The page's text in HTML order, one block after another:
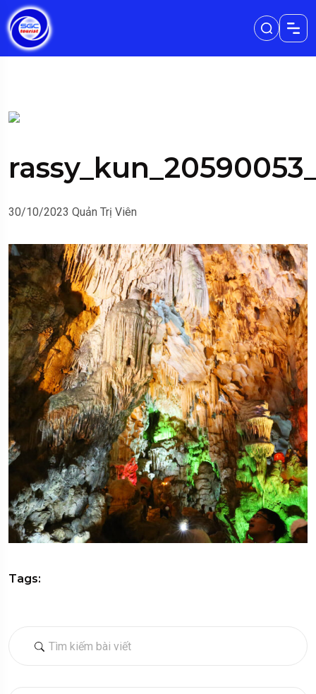
30/10/2023 Quản Trị Viên
Tags: